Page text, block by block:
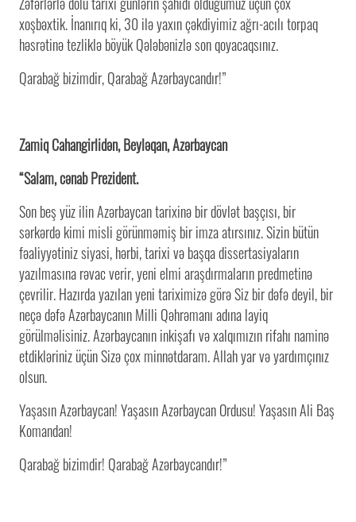
xoşbəxtik. İnanırıq ki, 30 ilə yaxın çəkdiyimiz ağrı-acılı torpaq
həsrətinə tezliklə böyük Qələbənizlə son qoyacaqsınız.
Qarabağ bizimdir, Qarabağ Azərbaycandır!”
Zamiq Cahangirlidən, Beyləqan, Azərbaycan
“Salam, cənab Prezident.
Son beş yüz ilin Azərbaycan tarixinə bir dövlət başçısı, bir
sərkərdə kimi misli görünməmiş bir imza atırsınız. Sizin bütün
fəaliyyətiniz siyasi, hərbi, tarixi və başqa dissertasiyaların
yazılmasına rəvac verir, yeni elmi araşdırmaların predmetinə
çevrilir. Hazırda yazılan yeni tariximizə görə Siz bir dəfə deyil, bir
neçə dəfə Azərbaycanın Milli Qəhrəmanı adına layiq
görülməlisiniz. Azərbaycanın inkişafı və xalqımızın rifahı naminə
etdikləriniz üçün Sizə çox minnətdaram. Allah yar və yardımçınız
olsun.
Yaşasın Azərbaycan! Yaşasın Azərbaycan Ordusu! Yaşasın Ali Baş
Komandan!
Qarabağ bizimdir! Qarabağ Azərbaycandır!”